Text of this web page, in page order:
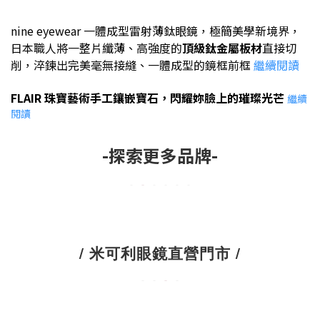
nine eyewear一體成型雷射薄鈦眼鏡，極簡美學新境界 ，
日本職人將一整片纖薄、高強度的頂級鈦金屬板材直接切
削，淬鍊出完美毫無接縫、一體成型的鏡框前框 繼續閱讀
FLAIR珠寶藝術手工鑲嵌寶石， 閃耀妳臉上的璀璨光芒 繼續
閱讀
-探索更多品牌-
/ 米可利眼鏡直營門市 /